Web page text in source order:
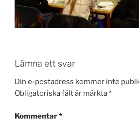
Lämna ett svar
Din e-postadress kommer inte
Obligatoriska fält är märkta*
Kommentar*